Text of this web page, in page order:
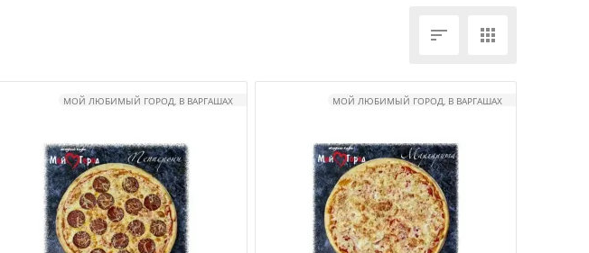
 
МОЙ ЛЮБИМЫЙ ГОРОД, В ВАРГАШАХ МОЙ ЛЮБИМЫЙ ГОРОД, В ВАРГАШАХ